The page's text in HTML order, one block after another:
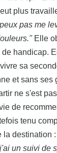
plus
pas me
Elle
handicap.
sa
et sans ses
ne s'est
de
tenu
la destination
un suivi de